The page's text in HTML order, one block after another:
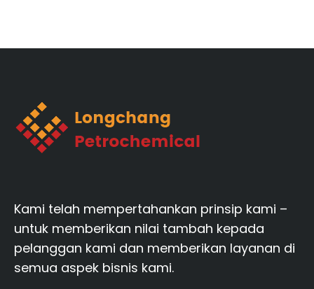
Kami telah mempertahankan prinsip kami –
untuk memberikan nilai tambah kepada
pelanggan kami dan memberikan layanan di
semua aspek bisnis kami.